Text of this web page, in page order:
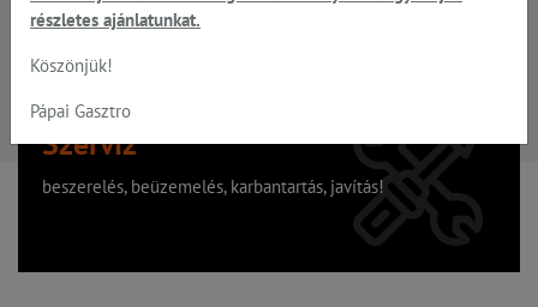
Szervíz
beszerelés, beüzemelés, karbantartás, javítás!
részletes ajánlatunkat.
Köszönjük!
Pápai Gasztro